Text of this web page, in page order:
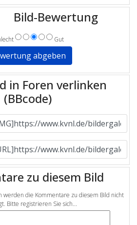
Bild-Bewertung
Gut
in Foren verlinken
(BBcode)
zu diesem Bild
die Kommentare zu diesem Bild nicht
Bitte registrieren Sie sich...